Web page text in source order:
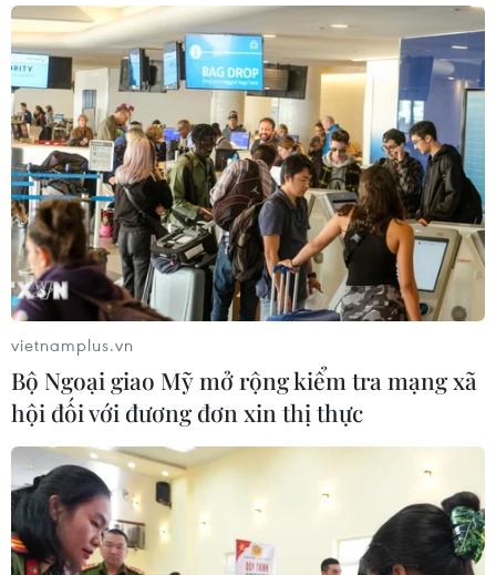
vietnamplus.vn
Bộ Ngoại giao Mỹ mở rộng kiểm tra mạng xã
hội đối với đương đơn xin thị thực